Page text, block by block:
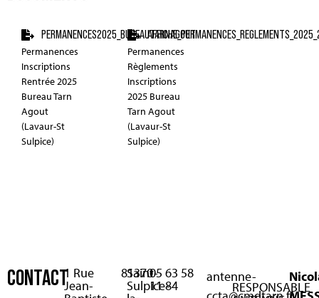
PERMANENCES2025_BUREAUTARNAGOUT
Permanences
Inscriptions
Rentrée 2025
Bureau Tarn
Agout
(Lavaur-St
Sulpice)
Permanences
Règlements
Inscriptions
2025 Bureau
Tarn Agout
(Lavaur-St
Sulpice)
CONTACT1 Rue
Jean-
81370
Saint-
Sulpice-
05 63 58
11 84
antenne-
RESPONSABLE